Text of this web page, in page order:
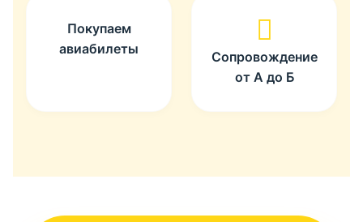
Покупаем
авиабилеты
Сопровождение
от А до Б